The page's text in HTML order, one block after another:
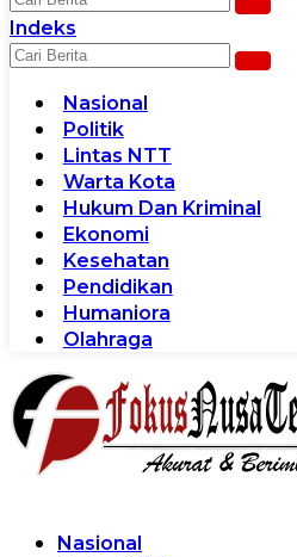
Indeks
Nasional
Politik
Lintas NTT
Warta Kota
Hukum Dan Kriminal
Ekonomi
Kesehatan
Pendidikan
Humaniora
Olahraga
Nasional